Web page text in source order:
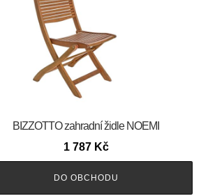
BIZZOTTO zahradní židle NOEMI
1 787 Kč
DO OBCHODU